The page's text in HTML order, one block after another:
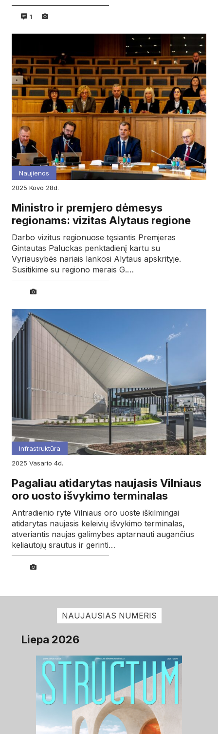
1
Naujienos
2025
kovo 28d.
Ministro ir premjero dėmesys
regionams: vizitas Alytaus regione
Darbo vizitus regionuose tęsiantis Premjeras
Gintautas Paluckas penktadienį kartu su
Vyriausybės nariais lankosi Alytaus apskrityje.
Susitikime su regiono merais G.…
Infrastruktūra
2025
vasario 4d.
Pagaliau atidarytas naujasis Vilniaus
oro uosto išvykimo terminalas
Antradienio ryte Vilniaus oro uoste iškilmingai
atidarytas naujasis keleivių išvykimo terminalas,
atveriantis naujas galimybes aptarnauti augančius
keliautojų srautus ir gerinti…
NAUJAUSIAS NUMERIS
Liepa 2026